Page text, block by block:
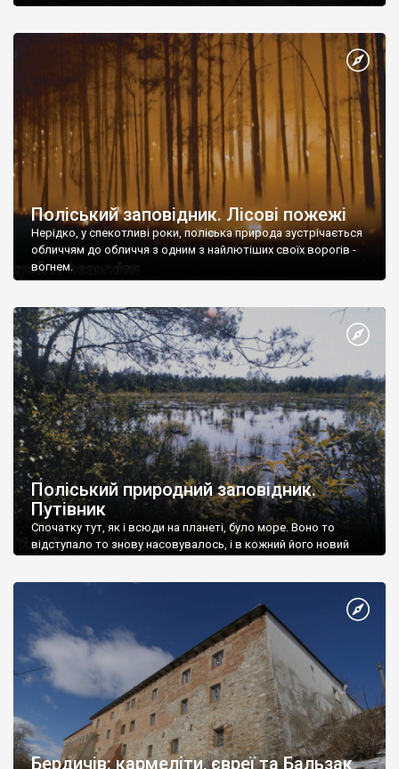
Поліський заповідник. Лісові пожежі
Нерідко, у спекотливі роки, поліська природа зустрічається
обличчям до обличчя з одним з найлютіших своїх ворогів -
вогнем.
Поліський природний заповідник.
Путівник
Спочатку тут, як і всюди на планеті, було море. Воно то
відступало то знову насовувалось, і в кожний його новий
Бердичів: кармеліти, євреї та Бальзак